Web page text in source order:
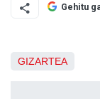
Gehitu
GIZARTEA